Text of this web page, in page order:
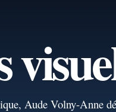
Aude Volny-Anne